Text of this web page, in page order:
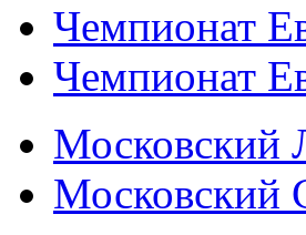
Чемпионат
Чемпионат
Московский
Московский